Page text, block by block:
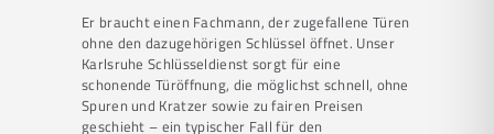
Er braucht einen Fachmann, der zugefallene Türen
ohne den dazugehörigen Schlüssel öffnet. Unser
Karlsruhe Schlüsseldienst sorgt für eine
schonende Türöffnung, die möglichst schnell, ohne
Spuren und Kratzer sowie zu fairen Preisen
geschieht – ein typischer Fall für den